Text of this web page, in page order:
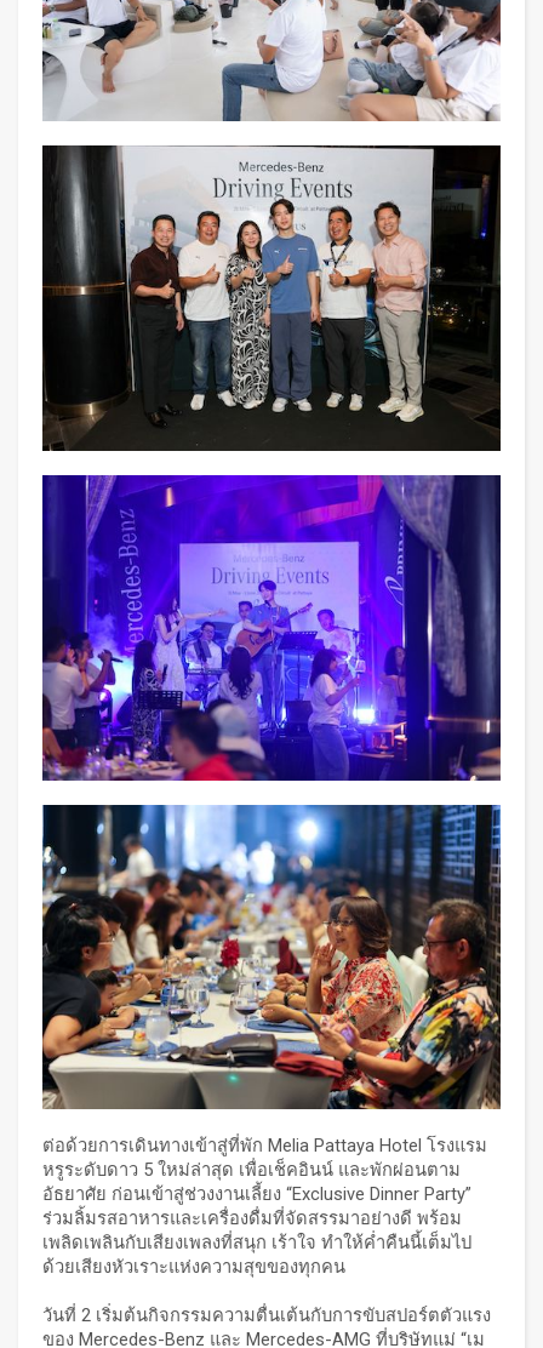
ต่อด้วยการเดินทางเข้าสู่ที่พัก Melia Pattaya Hotel โรงแรม
หรูระดับดาว 5 ใหม่ล่าสุด เพื่อเช็คอินน์ และพักผ่อนตาม
อัธยาศัย ก่อนเข้าสู่ช่วงงานเลี้ยง “Exclusive Dinner Party”
ร่วมลิ้มรสอาหารและเครื่องดื่มที่จัดสรรมาอย่างดี พร้อม
เพลิดเพลินกับเสียงเพลงที่สนุก เร้าใจ ทำให้ค่ำคืนนี้เต็มไป
ด้วยเสียงหัวเราะแห่งความสุขของทุกคน
วันที่ 2 เริ่มต้นกิจกรรมความตื่นเต้นกับการขับสปอร์ตตัวแรง
ของ Mercedes-Benz และ Mercedes-AMG ที่บริษัทแม่ “เม